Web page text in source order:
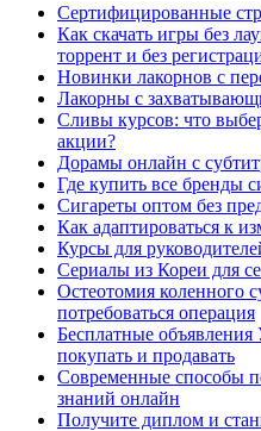
Сертифицированные
Как скачать игры без
торрент и без
Новинки лакорнов с
Лакорны с
Сливы курсов: что
акции?
Дорамы онлайн с
Где купить все бренды
Сигареты оптом без
Как адаптироваться к
Курсы для
Сериалы из Кореи для
Остеотомия коленного
потребоваться операция
Бесплатные
покупать и продавать
Современные способы
знаний онлайн
Получите диплом и